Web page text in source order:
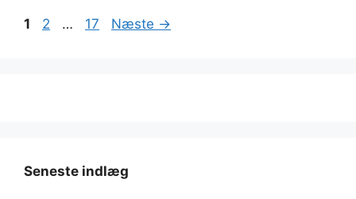
Page
1 Page
2 … Page
17 Næste →
Seneste indlæg